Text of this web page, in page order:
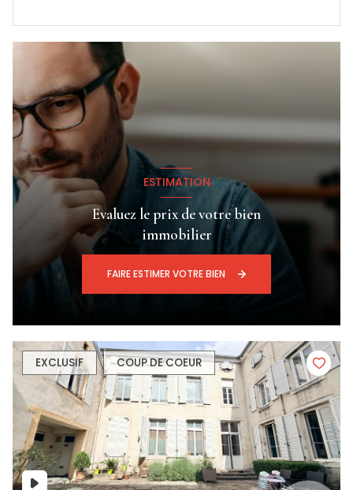
ESTIMATION
Evaluez le prix de votre bien
immobilier
FAIRE ESTIMER VOTRE BIEN
EXCLUSIF COUP DE COEUR